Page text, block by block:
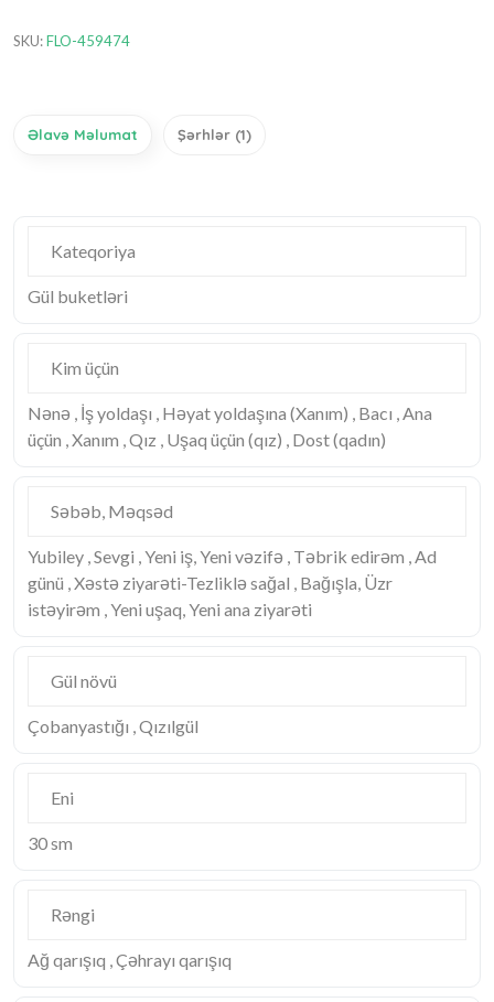
SKU:FLO-459474
Əlavə Məlumat Şərhlər (1)
Kateqoriya
Gül buketləri
Kim üçün
Nənə , İş yoldaşı , Həyat yoldaşına (Xanım) , Bacı , Ana
üçün , Xanım , Qız , Uşaq üçün (qız) , Dost (qadın)
Səbəb, Məqsəd
Yubiley , Sevgi , Yeni iş, Yeni vəzifə , Təbrik edirəm , Ad
günü , Xəstə ziyarəti-Tezliklə sağal , Bağışla, Üzr
istəyirəm , Yeni uşaq, Yeni ana ziyarəti
Gül növü
Çobanyastığı , Qızılgül
Eni
30 sm
Rəngi
Ağ qarışıq , Çəhrayı qarışıq